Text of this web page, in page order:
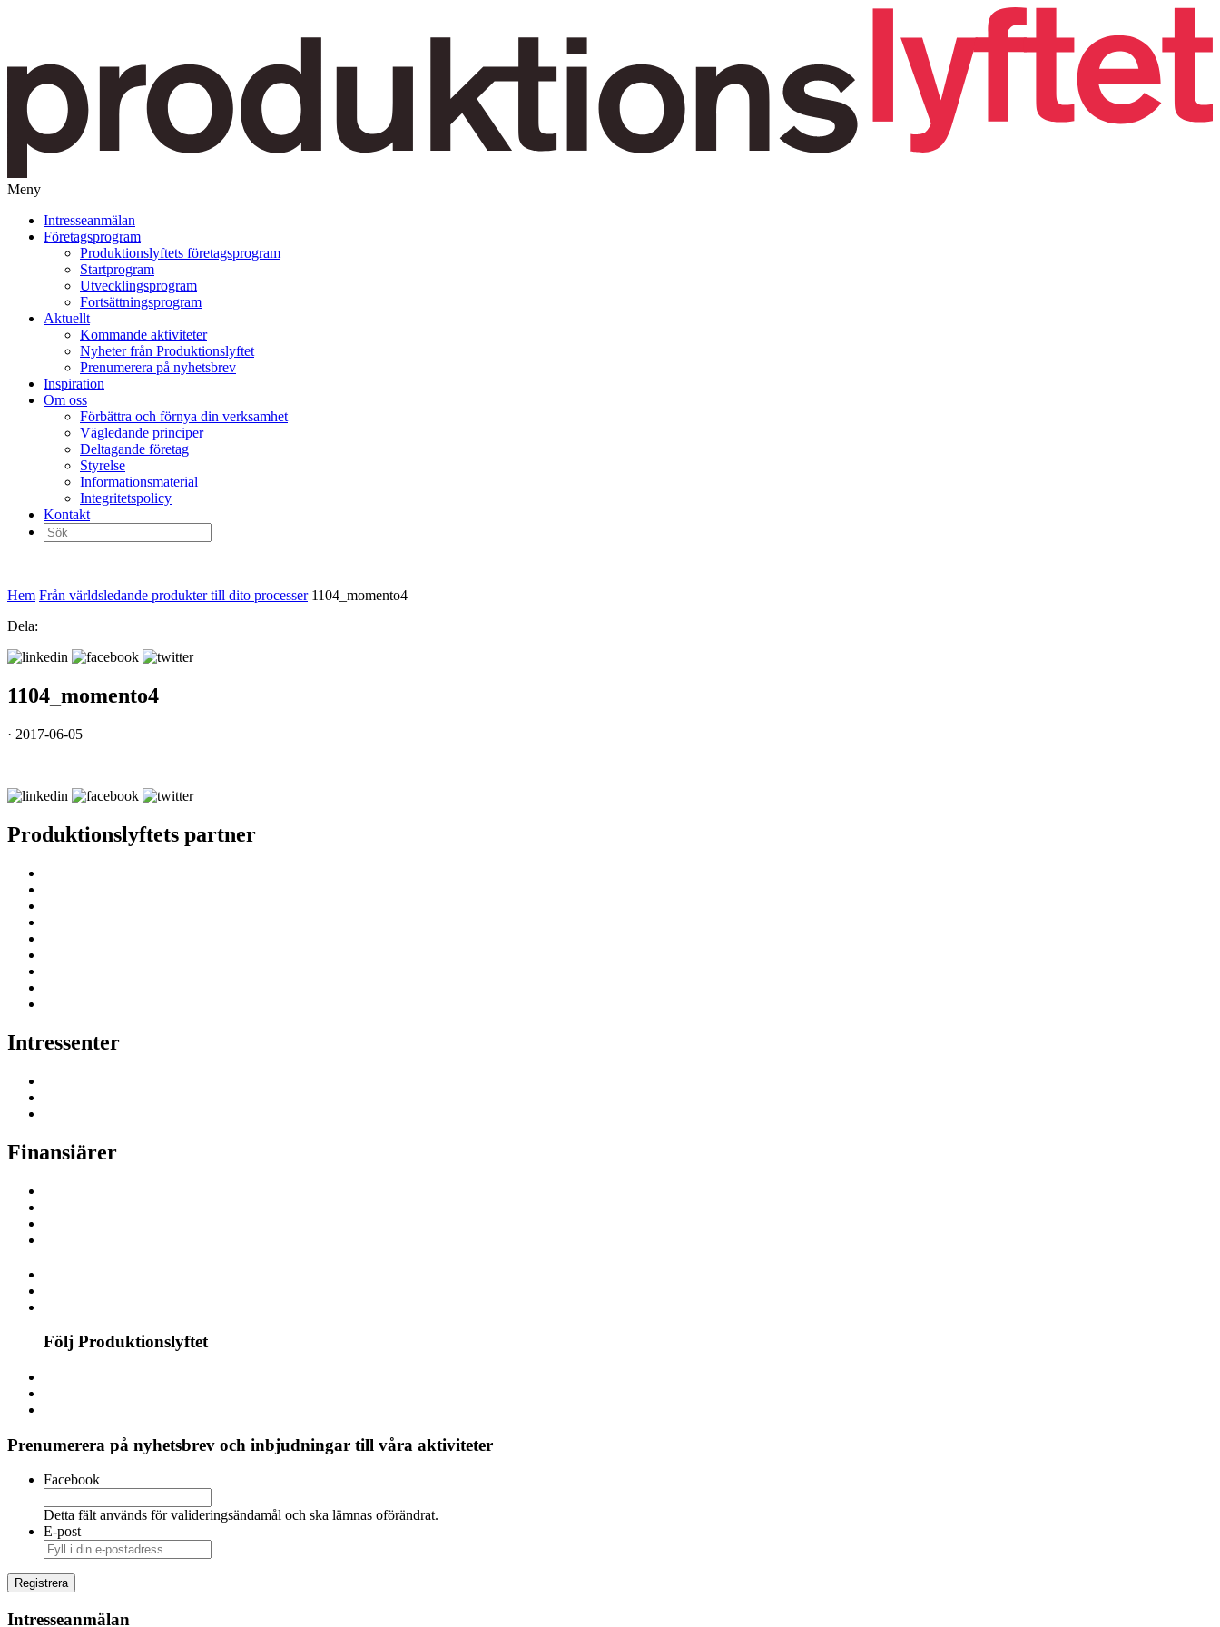
Meny
vidare
Intresseanmälan
Företagsprogram
Produktionslyftets företagsprogram
Startprogram
Utvecklingsprogram
Fortsättningsprogram
Aktuellt
Kommande aktiviteter
Nyheter från Produktionslyftet
Prenumerera på nyhetsbrev
Inspiration
Om oss
Förbättra och förnya din verksamhet
Vägledande principer
Deltagande företag
Styrelse
Informationsmaterial
Integritetspolicy
Kontakt
Sök
efter:
Hem Från världsledande produkter till dito processer 1104_momento4
Dela:
1104_momento4
· 2017-06-05
Produktionslyftets partner
Intressenter
Finansiärer
Följ Produktionslyftet
Prenumerera på nyhetsbrev och inbjudningar till våra aktiviteter
Facebook
Detta fält används för valideringsändamål och ska lämnas oförändrat.
E-post
Intresseanmälan